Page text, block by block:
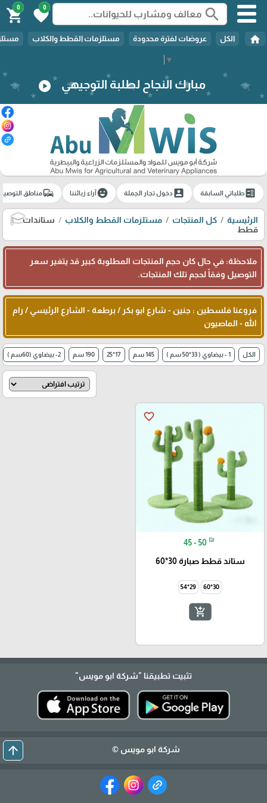
▼
search
0
favorite
0
shopping_cart
home الكل عروضات لفترة محدودة مستلزمات القطط والكلاب
مبارك النجاح لطلبة التوجيهي play_circle
ballotطلباتي السابقة account_boxدخول تجار الجملة emoji_emotionsآراء زبائننا commuteمناطق
الرئيسية كل المنتجات مستلزمات القطط والكلاب
ستاندات
قطط
ملاحظة: في حال كان حجم المنتجات المطلوبة كبير قد يتغير سعر
التوصيل وفقاً لحجم تلك المنتجات.
فروعنا فلسطين : جنين - شارع ابو بكر / برطعة - الشارع الرئيسي / رام
الله - الماصيون
الكل 1 - بيضاوي ( 33*50 سم ) 145 سم 17*25 190 سم 2- بيضاوي (60سم )
favorite_border
45 - 50 ₪
ستاند قطط صبارة 30*60
30*60
29*54
add_shopping_cart
تثبيت تطبيقنا "شركة ابو مويس"
شركة ابو مويس © arrow_upward